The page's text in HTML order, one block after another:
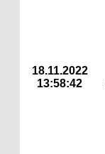
18.11.2022
13:58:42